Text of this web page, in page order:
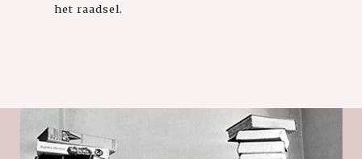
het raadsel.